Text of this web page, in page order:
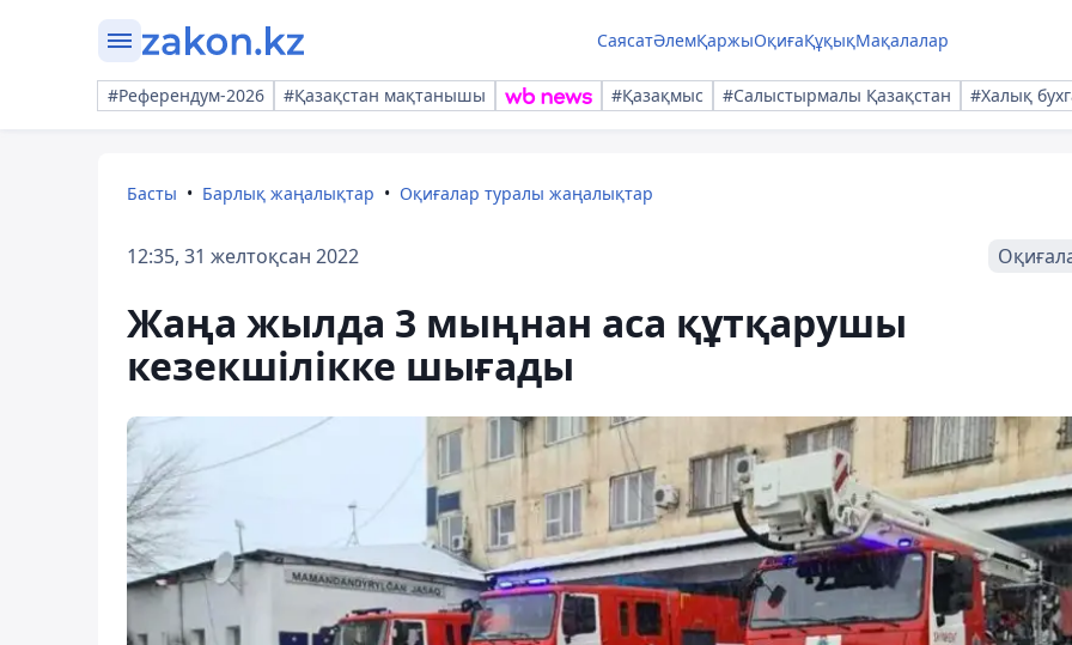
СаясатӘлемҚаржыОқиғаҚұқықМақалалар
#Референдум-2026 #Қазақстан мақтанышы #Қазақмыс #Салыстырмалы Қазақстан #Халық
Басты Барлық жаңалықтар Оқиғалар туралы жаңалықтар
12:35, 31 желтоқсан 2022
Жаңа жылда 3 мыңнан аса құтқарушы
кезекшілікке шығады